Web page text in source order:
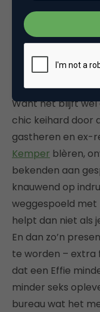
Rest de vraag of
beetje te harden
niet bent. De
al komt de sleet
een minder
Want het blijft
chic keihard door
gastheren en ex-
Kemper blèren,
bekenden aan
knauwend op
weggespoeld met
helpt dan niet als
En dan zo’n
te worden –
dat een Effie
minder seks
bureau wat het